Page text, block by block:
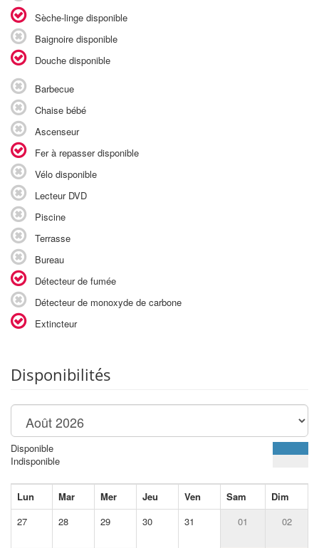
Sèche-linge disponible
Baignoire disponible
Douche disponible
Barbecue
Chaise bébé
Ascenseur
Fer à repasser disponible
Vélo disponible
Lecteur DVD
Piscine
Terrasse
Bureau
Détecteur de fumée
Détecteur de monoxyde de carbone
Extincteur
Disponibilités
Disponible
Indisponible
Lun Mar Mer Jeu Ven Sam
Dim
27
28 29 30 31 01 02